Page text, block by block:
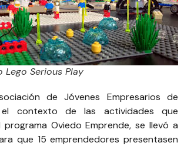
Lego Serious Play
de Jóvenes Empresarios de
contexto de las actividades que
programa Oviedo Emprende, se llevó a
que 15 emprendedores presentasen